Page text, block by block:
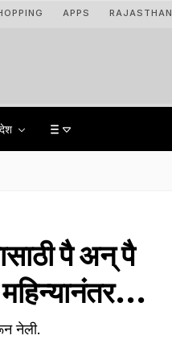
APPS RAJASTHAN
पै अन् पै
नेली.